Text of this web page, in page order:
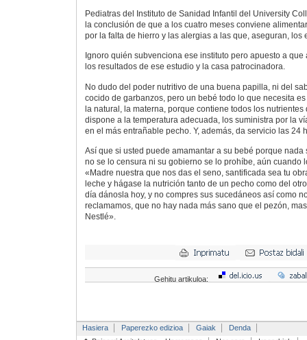
Pediatras del Instituto de Sanidad Infantil del University
la conclusión de que a los cuatro meses conviene
por la falta de hierro y las alergias a las que, aseguran, los
Ignoro quién subvenciona ese instituto pero apuesto a
los resultados de ese estudio y la casa patrocinadora.
No dudo del poder nutritivo de una buena papilla, ni del
cocido de garbanzos, pero un bebé todo lo que necesita
la natural, la materna, porque contiene todos los
dispone a la temperatura adecuada, los suministra por la
en el más entrañable pecho. Y, además, da servicio las 24
Así que si usted puede amamantar a su bebé porque
no se lo censura ni su gobierno se lo prohíbe, aún cuando
«Madre nuestra que nos das el seno, santificada sea tu
leche y hágase la nutrición tanto de un pecho como del
día dánosla hoy, y no compres sus sucedáneos así como
reclamamos, que no hay nada más sano que el pezón,
Nestlé».
Gehitu artikuloa:
Hasiera Paperezko edizioa Gaiak
Denda